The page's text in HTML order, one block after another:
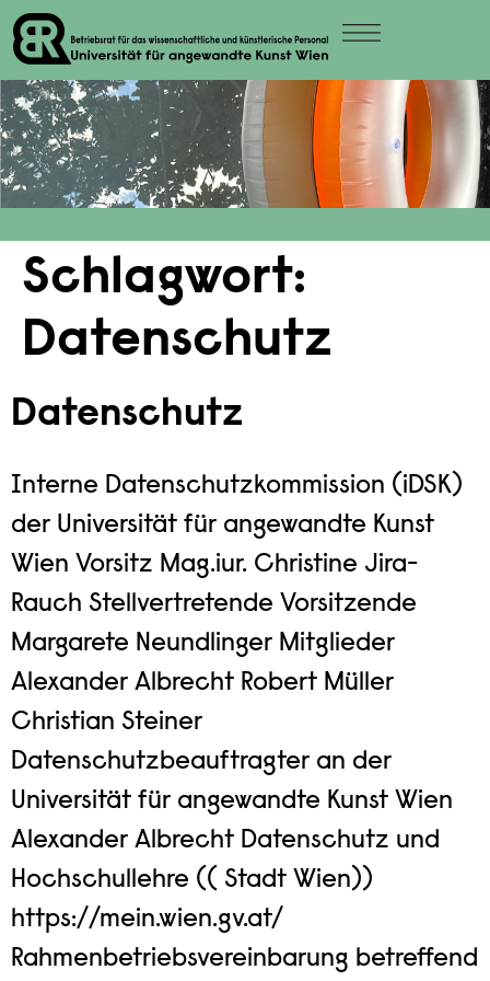
Schlagwort:
Datenschutz
Datenschutz
Interne Datenschutzkommission (iDSK)
der Universität für angewandte Kunst
Wien Vorsitz Mag.iur. Christine Jira-
Rauch Stellvertretende Vorsitzende
Margarete Neundlinger Mitglieder
Alexander Albrecht Robert Müller
Christian Steiner
Datenschutzbeauftragter an der
Universität für angewandte Kunst Wien
Alexander Albrecht Datenschutz und
Hochschullehre (( Stadt Wien))
https://mein.wien.gv.at/
Rahmenbetriebsvereinbarung betreffend